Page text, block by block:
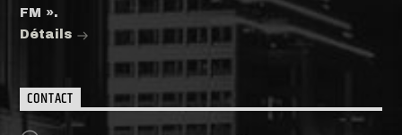
FM ».
Détails
CONTACT